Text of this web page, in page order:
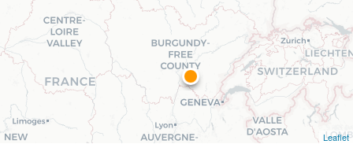
Leaflet